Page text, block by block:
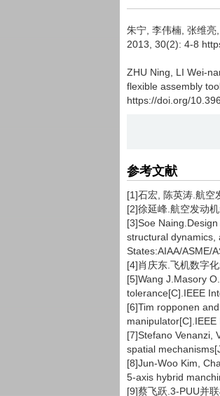
朱宁, 李伟楠, 张维亮,
2013, 30(2): 4-8
ZHU Ning, LI Wei-
flexible assembly
https://doi.org/
参考文献
[1]石宏, 陈英涛.航空
[2]徐延峰.航空发动
[3]Soe
structural dynamics,
States:AIAA/ASME/
[4]肖庆东.飞机数字
[5]Wang J.Masory
tolerance[C].IEEE
[6]Tim ropponen
[7]Stefano Venanzi,
spatial
[8]Jun-Woo Kim,
5-axis hybrid
[9]蔡飞跃.3-PUU并